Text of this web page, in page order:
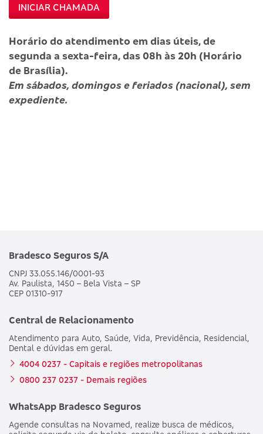
INICIAR CHAMADA
Horário do atendimento em dias úteis, de
segunda a sexta-feira, das 08h às 20h (Horário
de Brasília).
Em sábados, domingos e feriados (nacional), sem
expediente.
Bradesco Seguros S/A
CNPJ 33.055.146/0001-93
Av. Paulista, 1450 – Bela Vista – SP
CEP 01310-917
Central de Relacionamento
Atendimento para Auto, Saúde, Vida, Previdência, Residencial,
Dental e dúvidas em geral.
4004 0237 - Capitais e regiões metropolitanas
0800 237 0237 - Demais regiões
WhatsApp Bradesco Seguros
Agende consultas na Novamed, realize busca de médicos,